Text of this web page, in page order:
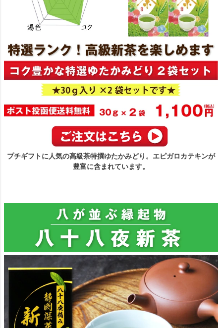
プチギフトに人気の高級茶特撰ゆたかみどり。エピガロカテキンが
豊富に含まれています。